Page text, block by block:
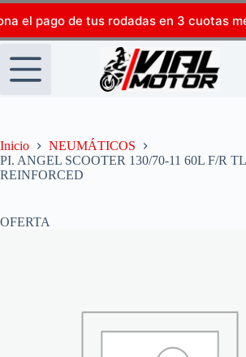
el pago de tus rodadas en 3 cuotas
Inicio
NEUMÁTICOS
PI. ANGEL SCOOTER 130/70-11 60L F/R TL
REINFORCED
OFERTA